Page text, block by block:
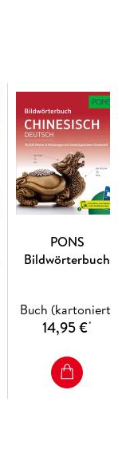
Alle
auf dem
zum
PONS
Bildwörterbuch
Buch (kartoniert)
14,95 €*